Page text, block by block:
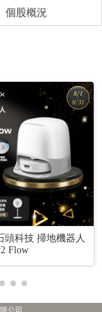
個股概況
頭科技 掃地機器人
Flow
公司